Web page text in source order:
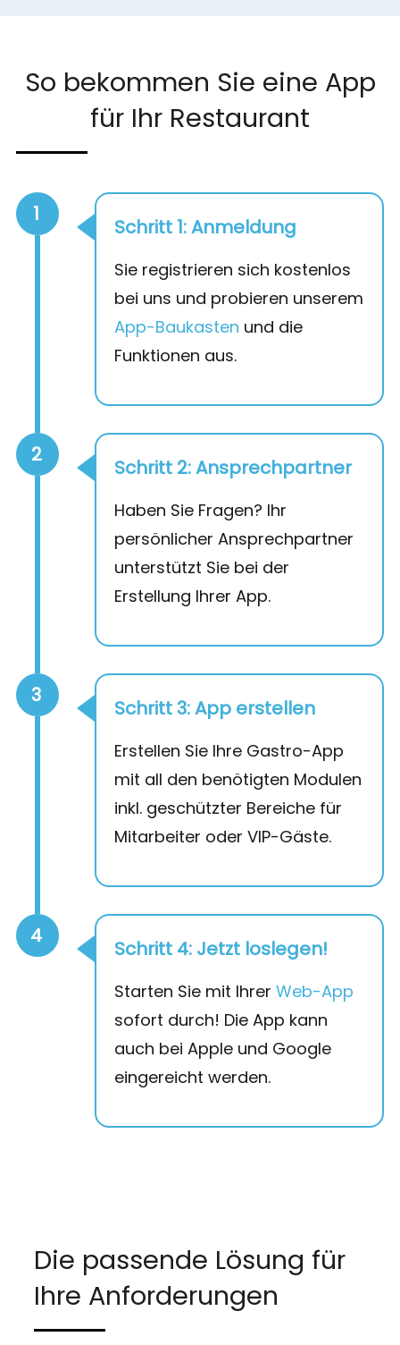
So bekommen Sie eine App
für Ihr Restaurant
Schritt 1: Anmeldung
Sie registrieren sich kostenlos
bei uns und probieren unserem
App-Baukasten und die
Funktionen aus.
1
Schritt 2: Ansprechpartner
Haben Sie Fragen? Ihr
persönlicher Ansprechpartner
unterstützt Sie bei der
Erstellung Ihrer App.
2
Schritt 3: App erstellen
Erstellen Sie Ihre Gastro-App
mit all den benötigten Modulen
inkl. geschützter Bereiche für
Mitarbeiter oder VIP-Gäste.
3
Schritt 4: Jetzt loslegen!
Starten Sie mit Ihrer Web-App
sofort durch! Die App kann
auch bei Apple und Google
eingereicht werden.
4
Die passende Lösung für
Ihre Anforderungen